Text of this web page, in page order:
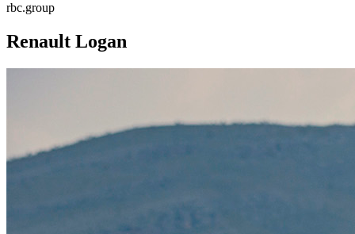
rbc.group
Renault Logan